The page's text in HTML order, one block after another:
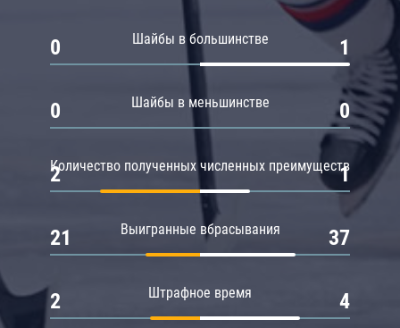
Шайбы в большинстве
0 1
Шайбы в меньшинстве
0 0
Количество полученных численных преимуществ
2 1
Выигранные вбрасывания
21 37
Штрафное время
2 4